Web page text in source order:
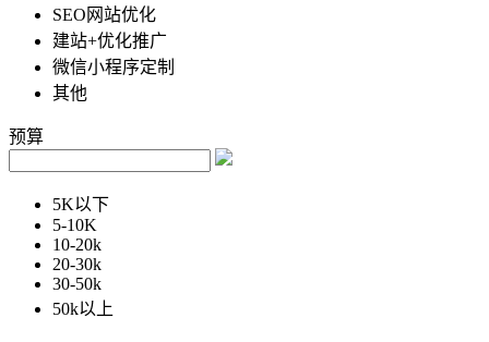
SEO网站优化
建站+优化推广
微信小程序定制
其他
预算
5K以下
5-10K
10-20k
20-30k
30-50k
50k以上